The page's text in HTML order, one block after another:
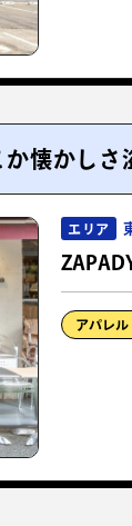
懐かしさ
エリア
アパレ